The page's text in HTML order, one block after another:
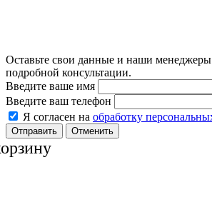
Оставьте свои данные и наши менеджеры
подробной консультации.
Введите ваше имя
Введите ваш телефон
Я согласен на обработку
Отменить